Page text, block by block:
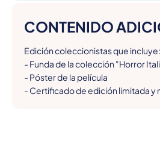
CONTENIDO
Edición coleccionistas que incluye:
- Funda de la colección "Horror
- Póster de la película
- Certificado de edición limitada y